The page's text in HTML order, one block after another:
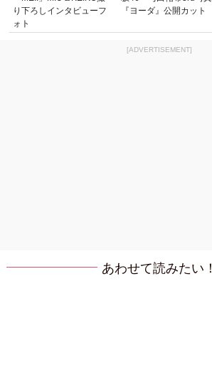
り下ろしインタビューフ
ォト
『ヨーダ』公開カット
[ADVERTISEMENT]
あわせて読みたい！